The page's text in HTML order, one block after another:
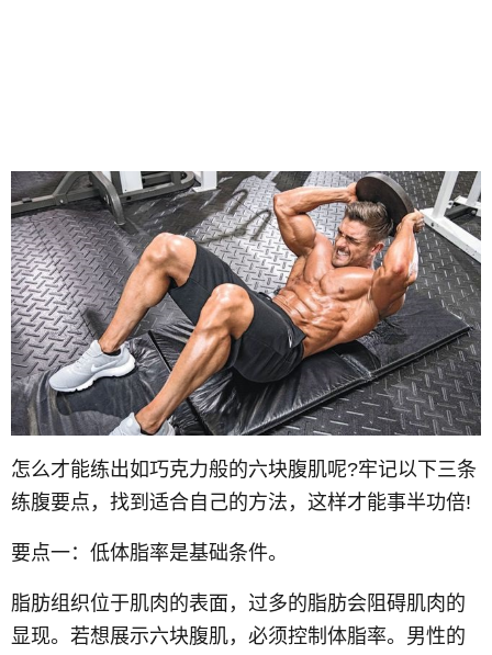
怎么才能练出如巧克力般的六块腹肌呢?牢记以下三条
练腹要点，找到适合自己的方法，这样才能事半功倍!
要点一：低体脂率是基础条件。
脂肪组织位于肌肉的表面，过多的脂肪会阻碍肌肉的
显现。若想展示六块腹肌，必须控制体脂率。男性的